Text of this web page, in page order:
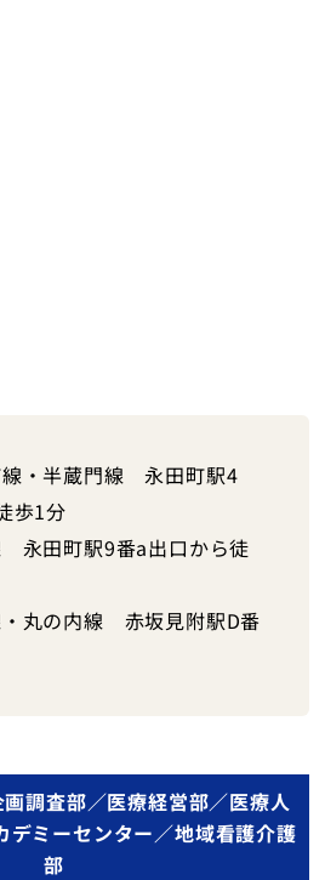
線・半蔵門線 永田町駅4
歩1分
永田町駅9番a出口から徒
丸の内線 赤坂見附駅D番
調査部／医療経営部／医療人
デミーセンター／地域看護介護
部